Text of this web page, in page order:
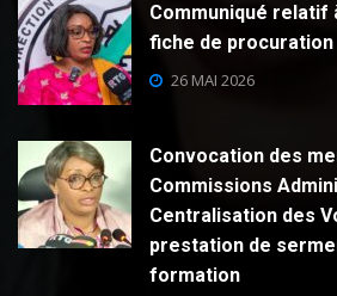
Communiqué relatif
fiche de procuration
26 MAI 2026
Convocation des
Commissions
Centralisation des
prestation de
formation